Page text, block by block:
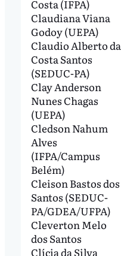
Costa (IFPA)
Claudiana Viana
Godoy (UEPA)
Claudio Alberto da
Costa Santos
(SEDUC-PA)
Clay Anderson
Nunes Chagas
(UEPA)
Cledson Nahum
Alves
(IFPA/Campus
Belém)
Cleison Bastos dos
Santos (SEDUC-
PA/GDEA/UFPA)
Cleverton Melo
dos Santos
Clícia da Silva